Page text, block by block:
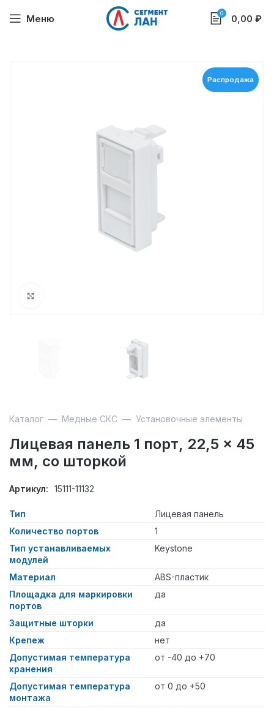
Меню 0 0,00 ₽
Распродажа
Каталог — Медные СКС — Установочные элементы
Лицевая панель 1 порт, 22,5 × 45
мм, со шторкой
Артикул: 15111-11132
Тип
Лицевая панель
Количество портов
1
Тип устанавливаемых
модулей
Keystone
Материал
ABS-пластик
Площадка для маркировки
портов
да
Защитные шторки
да
Крепеж
нет
Допустимая температура
хранения
от -40 до +70
Допустимая температура
монтажа
от 0 до +50